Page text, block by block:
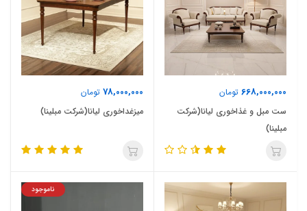
668,000,000 تومان
ست مبل و غذاخوری لیانا(شرکت
مبلینا)
78,000,000 تومان
میزغداخوری لیانا(شرکت مبلینا)
ناموجود